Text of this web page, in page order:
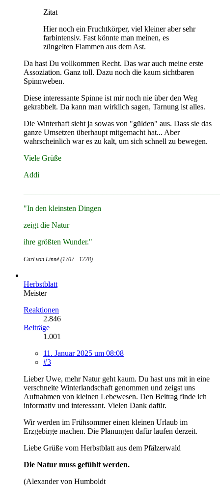
Zitat
Hier noch ein Fruchtkörper, viel kleiner aber sehr
farbintensiv. Fast könnte man meinen, es
züngelten Flammen aus dem Ast.
Da hast Du vollkommen Recht. Das war auch meine erste
Assoziation. Ganz toll. Dazu noch die kaum sichtbaren
Spinnweben.
Diese interessante Spinne ist mir noch nie über den Weg
gekrabbelt. Da kann man wirklich sagen, Tarnung ist alles.
Die Winterhaft sieht ja sowas von "gülden" aus. Dass sie das
ganze Umsetzen überhaupt mitgemacht hat... Aber
wahrscheinlich war es zu kalt, um sich schnell zu bewegen.
Viele Grüße
Addi
"In den kleinsten Dingen
zeigt die Natur
ihre größten Wunder."
Carl von Linné (1707 - 1778)
Herbstblatt
Meister
Reaktionen
2.846
Beiträge
1.001
11. Januar 2025 um 08:08
#3
Lieber Uwe, mehr Natur geht kaum. Du hast uns mit in eine
verschneite Winterlandschaft genommen und zeigst uns
Aufnahmen von kleinen Lebewesen. Den Beitrag finde ich
informativ und interessant. Vielen Dank dafür.
Wir werden im Frühsommer einen kleinen Urlaub im
Erzgebirge machen. Die Planungen dafür laufen derzeit.
Liebe Grüße vom Herbstblatt aus dem Pfälzerwald
Die Natur muss gefühlt werden.
(Alexander von Humboldt